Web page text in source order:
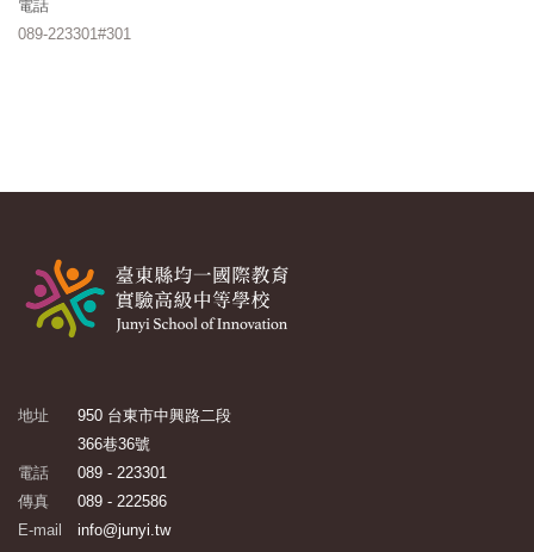
電話
089-223301#301
地址
950 台東市中興路二段
366巷36號
電話
089 - 223301
傳真
089 - 222586
E-mail
info@junyi.tw